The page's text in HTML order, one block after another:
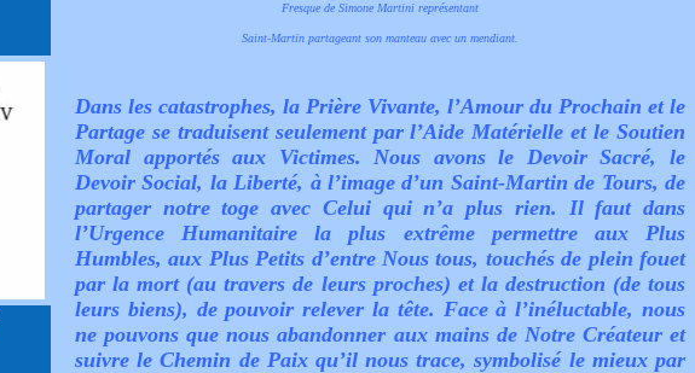
Fresque de Simone Martini représentant
Saint-Martin partageant son manteau avec un mendiant.
Dans les catastrophes, la Prière Vivante, l’Amour du Prochain et le
Partage se traduisent seulement par l’Aide Matérielle et le Soutien
Moral apportés aux Victimes. Nous avons le Devoir Sacré, le
Devoir Social, la Liberté, à l’image d’un Saint-Martin de Tours, de
partager notre toge avec Celui qui n’a plus rien. Il faut dans
l’Urgence Humanitaire la plus extrême permettre aux Plus
Humbles, aux Plus Petits d’entre Nous tous, touchés de plein fouet
par la mort (au travers de leurs proches) et la destruction (de tous
leurs biens), de pouvoir relever la tête. Face à l’inéluctable, nous
ne pouvons que nous abandonner aux mains de Notre Créateur et
suivre le Chemin de Paix qu’il nous trace, symbolisé le mieux par